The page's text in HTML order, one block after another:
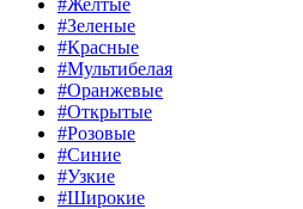
#Зеленые
#Красные
#Мультибелая
#Оранжевые
#Открытые
#Розовые
#Синие
#Узкие
#Широкие